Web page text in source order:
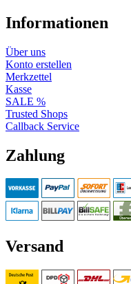
Informationen
Über uns
Konto erstellen
Merkzettel
Kasse
SALE %
Trusted Shops
Callback Service
Zahlung
Versand